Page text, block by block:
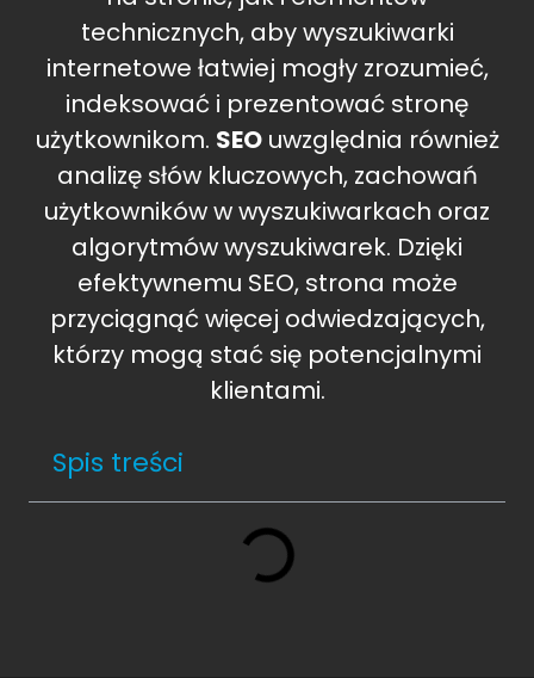
technicznych, aby wyszukiwarki
internetowe łatwiej mogły zrozumieć,
indeksować i prezentować stronę
użytkownikom. SEOuwzględnia również
analizę słów kluczowych, zachowań
użytkowników w wyszukiwarkach oraz
algorytmów wyszukiwarek. Dzięki
efektywnemu SEO, strona może
przyciągnąć więcej odwiedzających,
którzy mogą stać się potencjalnymi
klientami.
Spis treści